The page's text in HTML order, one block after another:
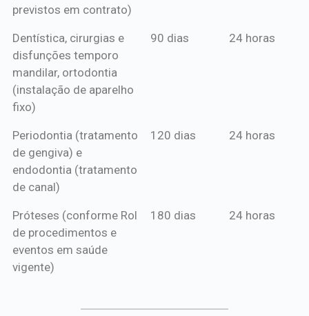
previstos em contrato)
Dentística, cirurgias e
disfunções temporo
mandilar, ortodontia
(instalação de aparelho
fixo)
90 dias 24 horas
Periodontia (tratamento
de gengiva) e
endodontia (tratamento
de canal)
120 dias 24 horas
Próteses (conforme Rol
de procedimentos e
eventos em saúde
vigente)
180 dias 24 horas